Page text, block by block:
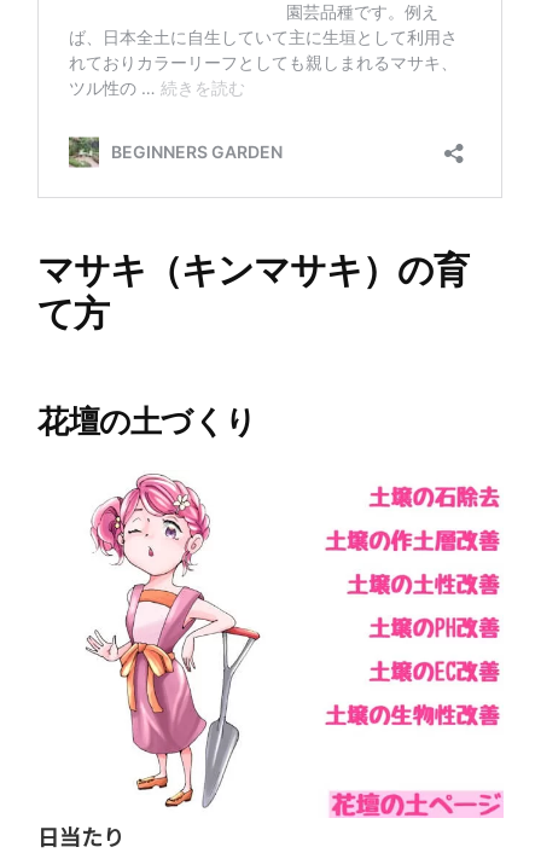
マサキ（キンマサキ）の育
て方
花壇の土づくり
日当たり